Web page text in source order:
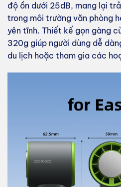
độ ồn dưới 25dB, mang lại
trong môi trường văn phòng
yên tĩnh. Thiết kế gọn gàng
320g giúp người dùng dễ
du lịch hoặc tham gia các